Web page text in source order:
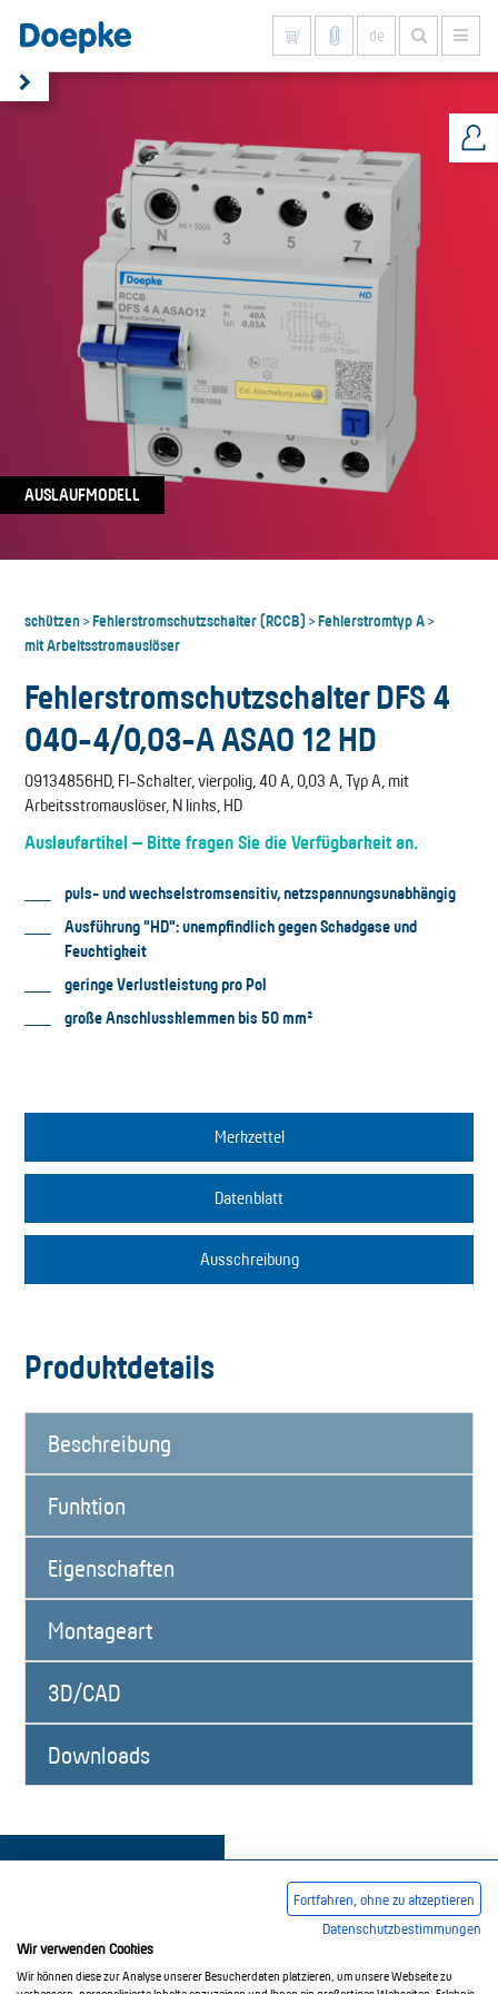
de
AUSLAUFMODELL
schützen>Fehlerstromschutzschalter (RCCB) >Fehlerstromtyp A>
mit Arbeitsstromauslöser
Fehlerstromschutzschalter DFS 4
040-4/0,03-A ASAO 12 HD
09134856HD, FI-Schalter, vierpolig, 40 A, 0,03 A, Typ A, mit
Arbeitsstromauslöser, N links, HD
Auslaufartikel – Bitte fragen Sie die Verfügbarkeit an.
puls- und wechselstromsensitiv, netzspannungsunabhängig
Ausführung "HD": unempfindlich gegen Schadgase und
Feuchtigkeit
geringe Verlustleistung pro Pol
große Anschlussklemmen bis 50 mm²
Merkzettel
Datenblatt
Ausschreibung
Produktdetails
Beschreibung
Funktion
Eigenschaften
Montageart
3D/CAD
Downloads
Impressum AGB Datenschutzerklärung
Fortfahren, ohne zu akzeptieren
Datenschutzbestimmungen
Wir verwenden Cookies
Wir können diese zur Analyse unserer Besucherdaten platzieren, um unsere Webseite zu